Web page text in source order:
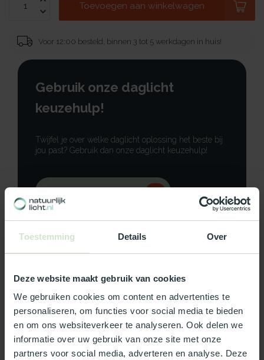
Toestemming Details Over
Deze website maakt gebruik van cookies
We gebruiken cookies om content en advertenties te
personaliseren, om functies voor social media te bieden
en om ons websiteverkeer te analyseren. Ook delen we
informatie over uw gebruik van onze site met onze
partners voor social media, adverteren en analyse. Deze
Toevoegen aan winkelwagen
Voor 12:00 besteld, binnen 3 tot 5 werkdagen in huis!
Gebruik onze daglicht
keuzehulp!
Twijfel je over welke daglicht oplossing het beste bij
jou past? Gebruik dan onze daglicht keuzehulp!
Neem contact op
Productomschrijving
Specificaties
Reviews